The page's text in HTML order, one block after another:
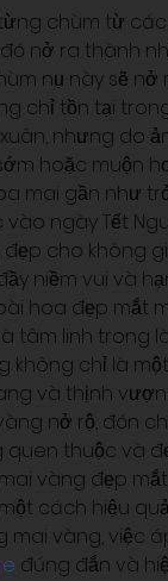
chùm từ các
nở ra thành
nụ này sẽ
chỉ tồn tại
nhưng do
hoặc muộn
mai gần như
ngày Tết
cho không
niềm vui và
hoa đẹp mắt
tâm linh trong
không chỉ là
và thịnh
nở rộ, đón
thuộc và
vàng đẹp
cách hiệu
vàng, việc
đúng đắn và